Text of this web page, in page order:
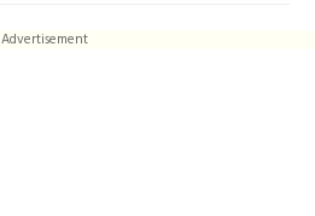
Advertisement